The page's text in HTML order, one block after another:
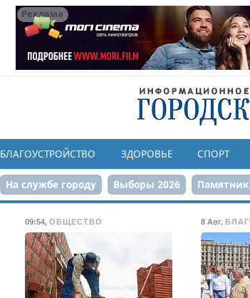
Реклама
БЛАГОУСТРОЙСТВО ЗДОРОВЬЕ СПОРТ
На службе городу Выборы 2026
Реконструкция ЦПКиО 80-
09:54,ОБЩЕСТВО 8 Авг,